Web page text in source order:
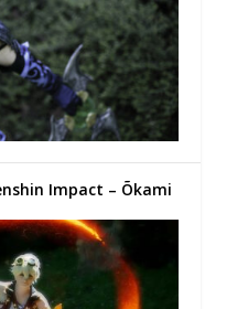
Impact – Õkami